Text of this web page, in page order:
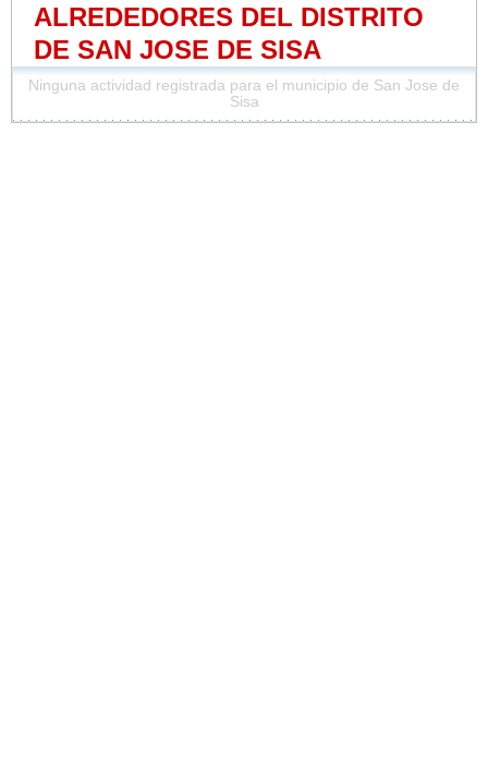
ALREDEDORES DEL DISTRITO
DE SAN JOSE DE SISA
Ninguna actividad registrada para el municipio de San Jose de
Sisa